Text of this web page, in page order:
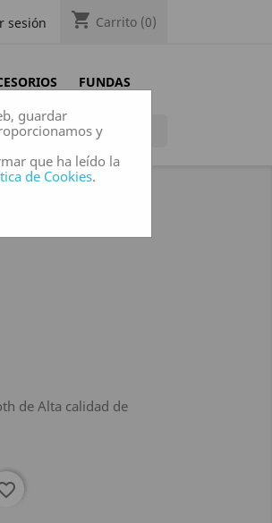
sesión shopping_cart Carrito (0)
FUNDAS
de Alta calidad de
guardar
y
que ha leído la
de Cookies.